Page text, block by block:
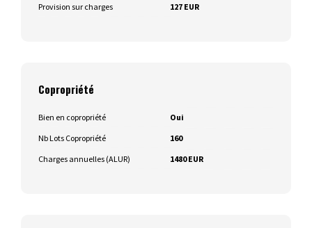
Provision sur charges
127 EUR
Copropriété
Bien en copropriété
Oui
Nb Lots Copropriété
160
Charges annuelles (ALUR)
1480 EUR